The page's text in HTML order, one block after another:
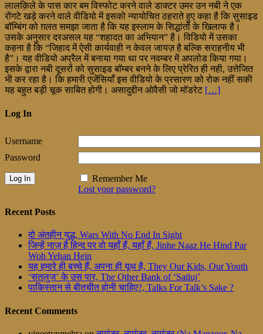
लालक़िले के पास कार बम विस्फोट करने वाले डाक्टर उमर उन नबी ने एक
रोंगटे खड़े करने वाले वीडियो में इसको न्यायोचित ठहराते हुए कहा है कि सुसाइड
बॉम्बिंग को ग़लत समझा जाता है कि यह इस्लाम के सिद्धांतों के खिलाफ है।
उसके अनुसार दरअसल यह “शहादत का अभियान” है। विडियो में उसका
कहना है कि “जिहाद में ऐसी कार्यवाही न केवल जायज़ है बल्कि सराहनीय भी
है”। यह वीडियो अप्रैल में बनाया गया था पर नवम्बर में अपलोड किया गया।
इसके द्वारा नबी दूसरों को सुसाइड बॉम्बर बनने के लिए प्रेरित ही नही, उत्तेजित
भी कर रहा है। कि हमारी एजेंसियाँ इस वीडियो के प्रसारण को रोक नहीं सकी
यह बहुत बड़ी चूक साबित होगी। असादुद्दीन ओवैसी जो मॉडरेट […]
Log In
Username
Password
Remember Me
Lost your password?
Recent Posts
दो अंतहीन युद्ध, Wars With No End In Sight
जिन्हें नाज़ है हिन्द पर वो यहाँ हैं, यहाँ हैं, Jinhe Naaz He Hind Par
Woh Yehan Hein
यह हमारे ही बच्चे हैं, अपना ही यूथ है, They Our Kids, Our Youth
‘सतलुज’ के उस पार, The Other Bank of ‘Satluj’
पाकिस्तान से बीतचीत होनी चाहिए?, Talks For Talk’s Sake ?
Recent Comments